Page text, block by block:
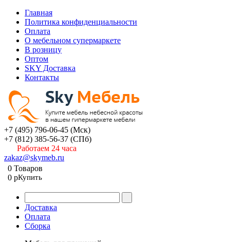
Главная
Политика конфиденциальности
Оплата
О мебельном супермаркете
В розницу
Оптом
SKY Доставка
Контакты
+7 (495) 796-06-45 (Мск)
+7 (812) 385-56-37 (СПб)
Работаем 24 часа
zakaz@skymeb.ru
0 Товаров
0 pКупить
Доставка
Оплата
Сборка